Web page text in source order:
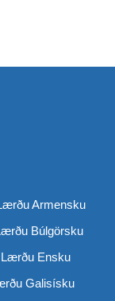
Armensku
Búlgörsku
Lærðu Ensku
Galisísku